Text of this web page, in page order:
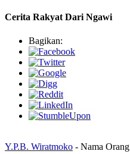
Cerita Rakyat Dari Ngawi
Bagikan:
Y.P.B. Wiratmoko - Nama Orang